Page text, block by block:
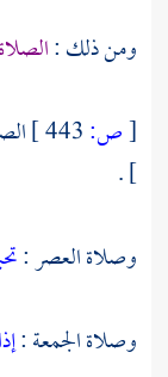
ومن ذلك :
[ص:
] .
وصلاة العصر :
وصلاة الجمعة :